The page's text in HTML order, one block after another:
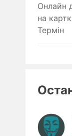
Онлайн
на
Термін